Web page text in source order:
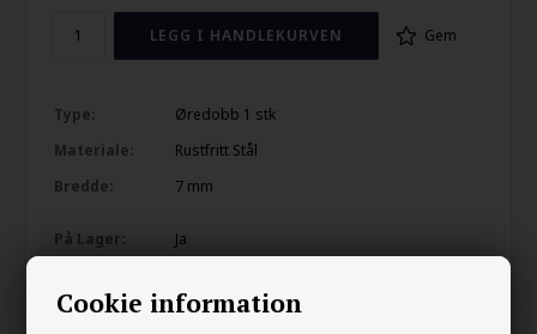
Cookie information
Gem
Type:
Øredobb 1 stk
Materiale:
Rustfritt Stål
Bredde:
7 mm
På Lager: Ja